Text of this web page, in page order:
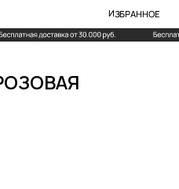
КОРЗИНА ( 0 )